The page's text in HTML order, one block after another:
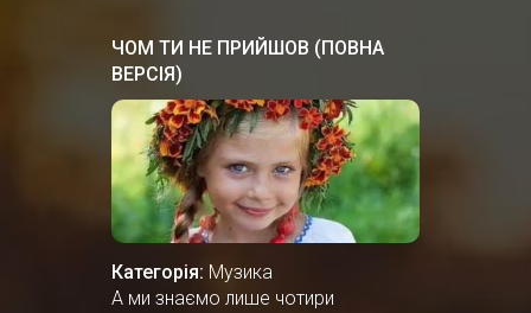
ЧОМ ТИ НЕ ПРИЙШОВ (ПОВНА
ВЕРСІЯ)
Категорія: Музика
А ми знаємо лише чотири